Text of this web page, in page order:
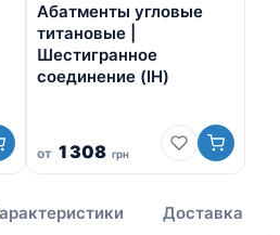
Абатменты угловые
титановые |
Шестигранное
соединение (IH)
от 1 308 грн
Доставка